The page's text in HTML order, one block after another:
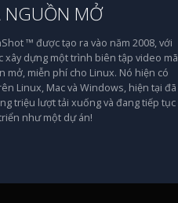
NGUỒN MỞ
™ được tạo ra vào năm 2008, với
xây dựng một trình biên tập video mã
mở, miễn phí cho Linux. Nó hiện có
Linux, Mac và Windows, hiện tại đã
triệu lượt tải xuống và đang tiếp tục
như một dự án!